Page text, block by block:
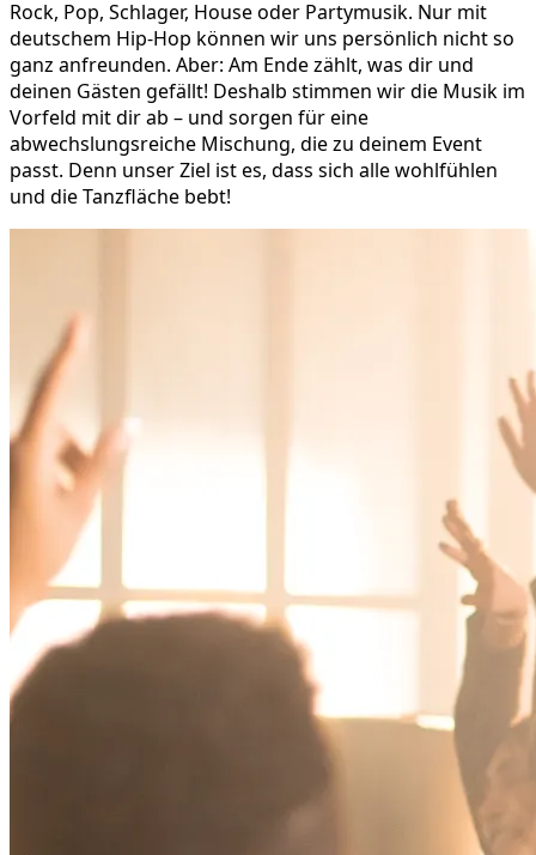
Rock, Pop, Schlager, House oder Partymusik. Nur mit
deutschem Hip-Hop können wir uns persönlich nicht so
ganz anfreunden. Aber: Am Ende zählt, was dir und
deinen Gästen gefällt! Deshalb stimmen wir die Musik im
Vorfeld mit dir ab – und sorgen für eine
abwechslungsreiche Mischung, die zu deinem Event
passt. Denn unser Ziel ist es, dass sich alle wohlfühlen
und die Tanzfläche bebt!